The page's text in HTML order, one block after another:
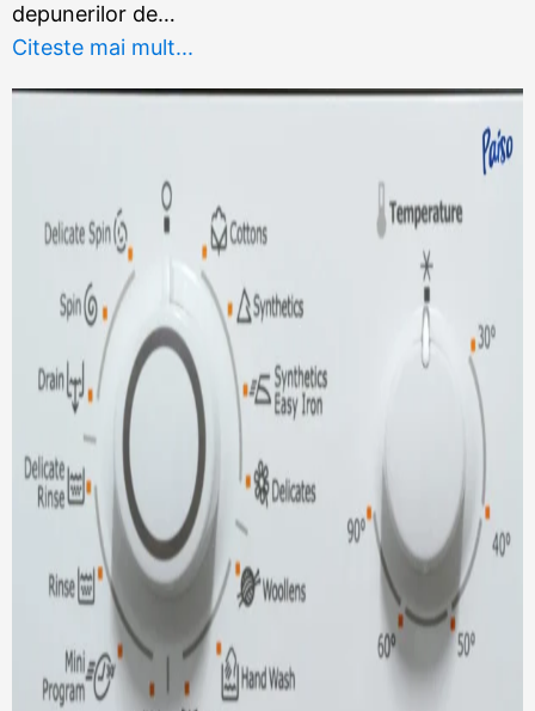
depunerilor de…
Citeste mai mult...